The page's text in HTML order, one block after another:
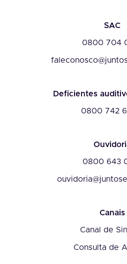
SAC
0800 704
Deficientes
0800 742
0800 643
Canais
Canal de
Consulta de